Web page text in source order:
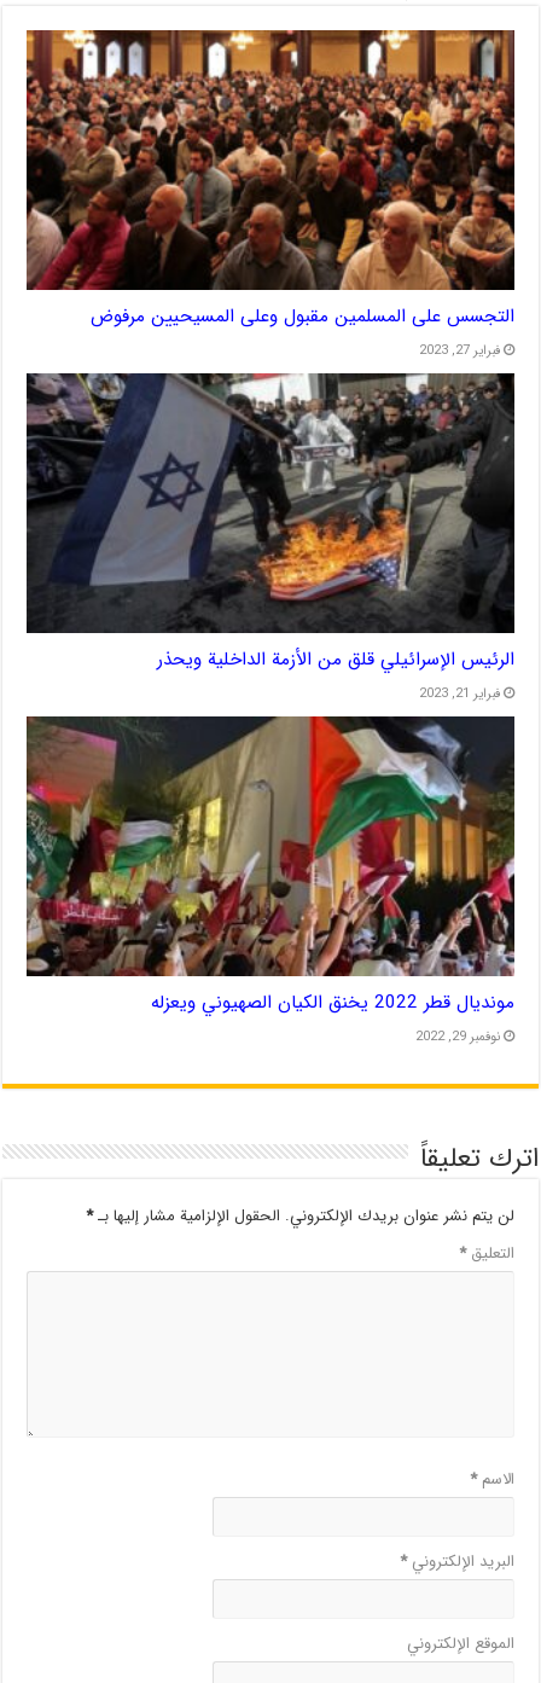
التجسس على المسلمين مقبول وعلى المسيحيين مرفوض
فبراير 27, 2023
الرئيس الإسرائيلي قلق من الأزمة الداخلية ويحذر
فبراير 21, 2023
مونديال قطر 2022 يخنق الكيان الصهيوني ويعزله
نوفمبر 29, 2022
اترك تعليقاً
لن يتم نشر عنوان بريدك الإلكتروني. الحقول الإلزامية مشار إليها بـ*
التعليق*
الاسم*
البريد الإلكتروني*
الموقع الإلكتروني